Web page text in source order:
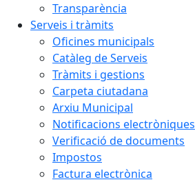
Transparència
Serveis i tràmits
Oficines municipals
Catàleg de Serveis
Tràmits i gestions
Carpeta ciutadana
Arxiu Municipal
Notificacions electròniques
Verificació de documents
Impostos
Factura electrònica